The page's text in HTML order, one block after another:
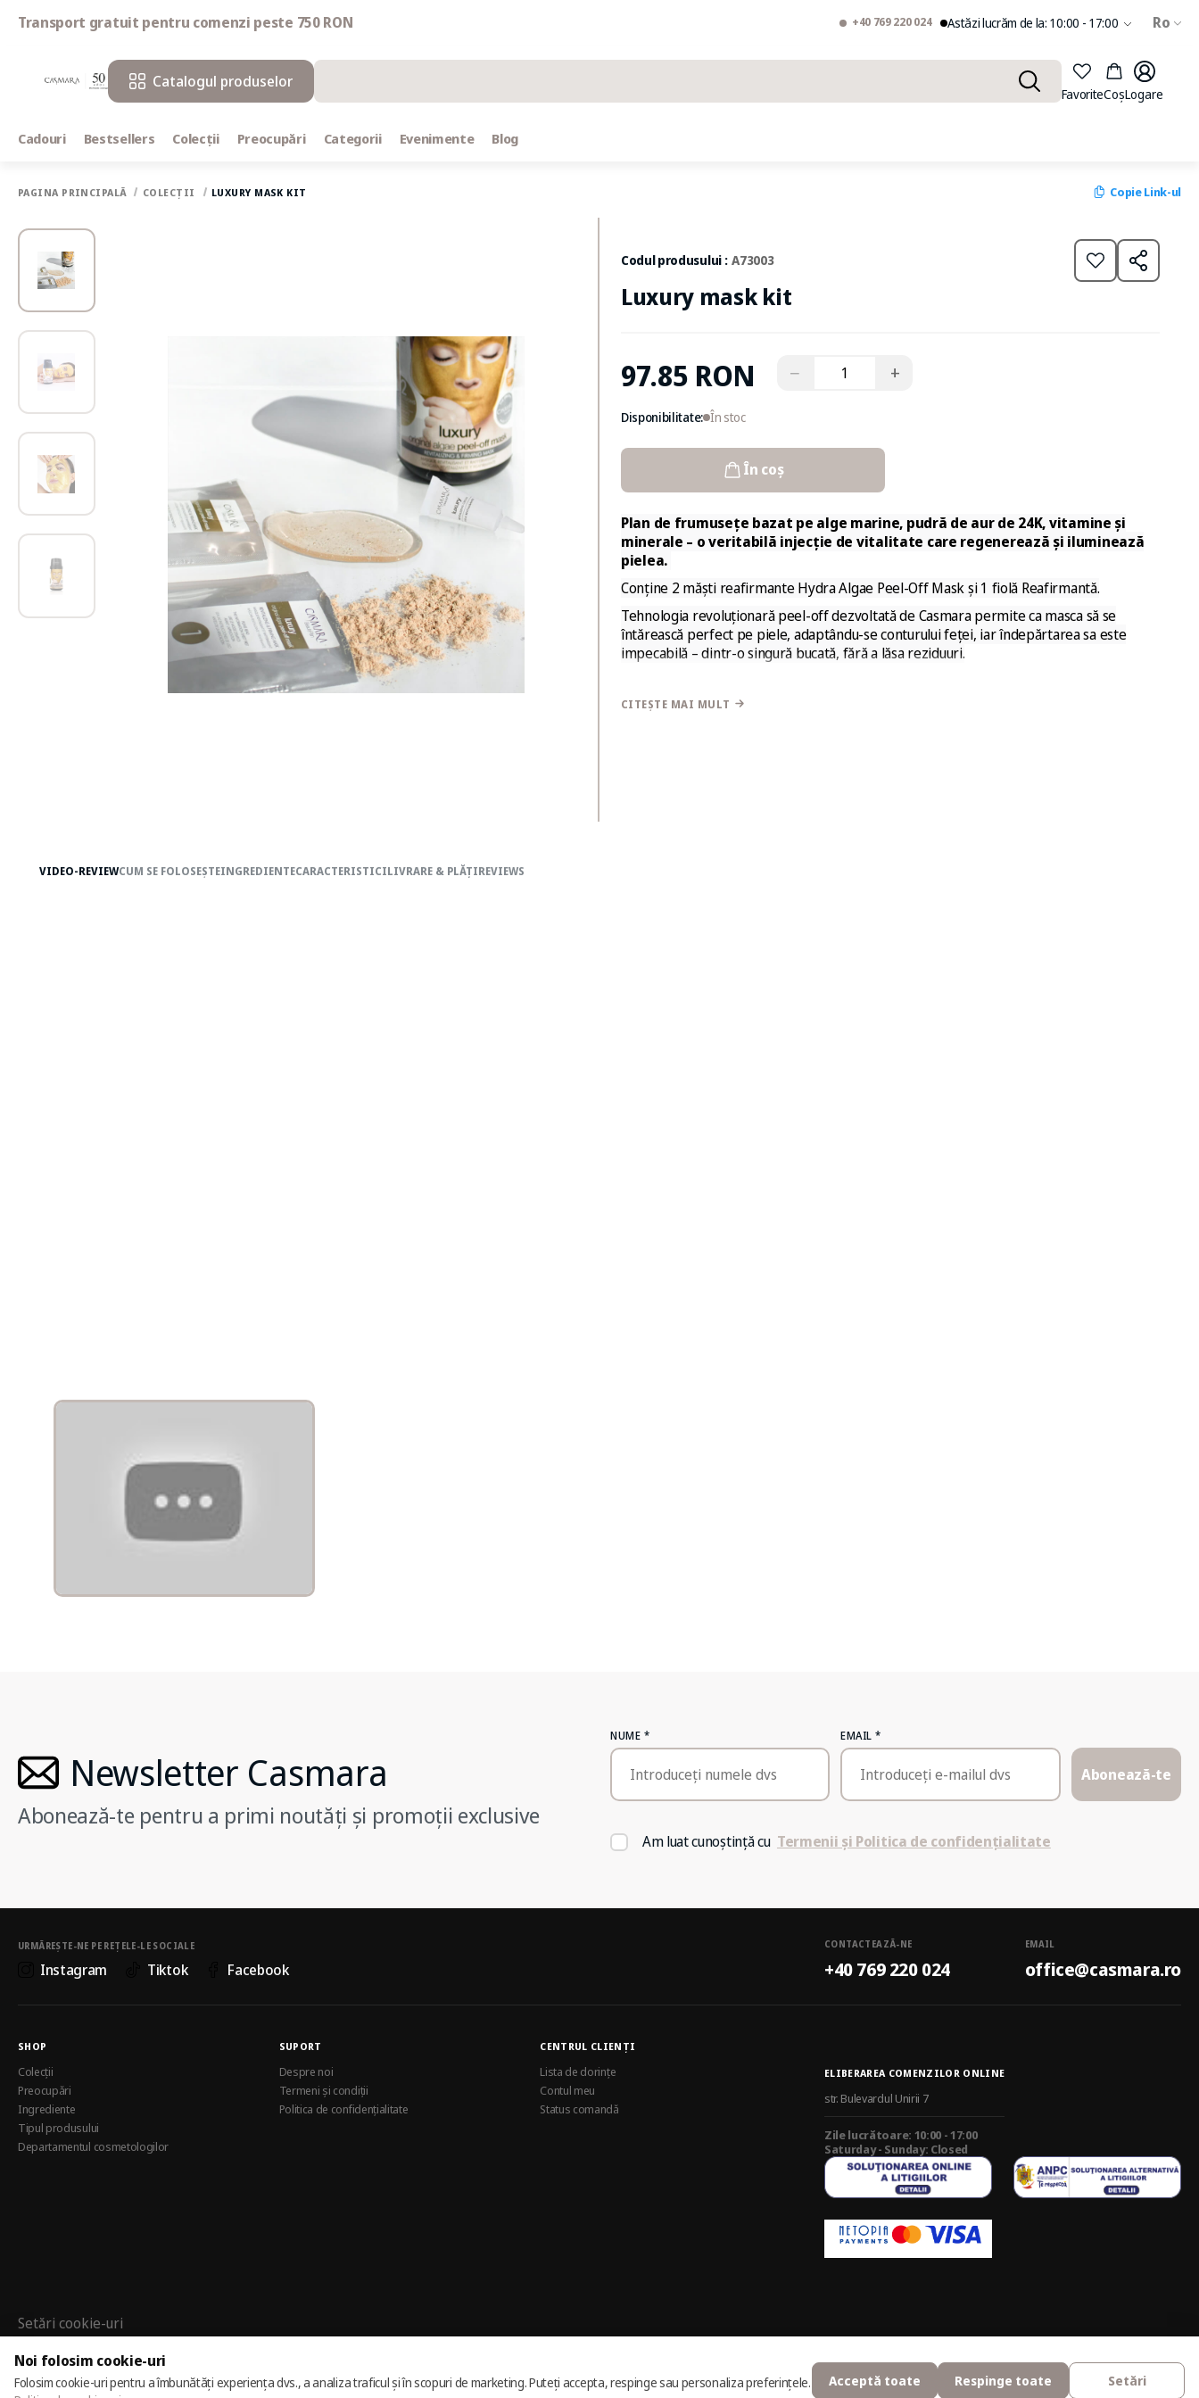
Transport gratuit pentru comenzi peste 750 RON +40 769 220 024 Astăzi lucrăm de la: 10:00 - 17:00 Ro
Catalogul produselor
Toate rezultatele căutării [0 de produse]
FavoriteCoșLogare
Cadouri Bestsellers Colecții Preocupări Categorii Evenimente Blog
PAGINA PRINCIPALĂ COLECȚII LUXURY MASK KIT Copie Link-ul
Codul produsului : A73003
Luxury mask kit
97.85 RON − +
Disponibilitate: În stoc
În coș
Plan de frumusețe bazat pe alge marine, pudră de aur de 24K, vitamine și
minerale – o veritabilă injecție de vitalitate care regenerează și iluminează
pielea.
Conține 2 măști reafirmante Hydra Algae Peel-Off Maskși1 fiolă Reafirmantă.
Tehnologia revoluționară peel-off dezvoltată de Casmara permite ca masca să se
întărească perfect pe piele, adaptându-se conturului feței, iar îndepărtarea sa este
impecabilă – dintr-o singură bucată, fără a lăsa reziduuri.
multifuncționale și alge marine, masca oferă efect de răcire
un moment autentic de răsfăț și regenerare profundă.
CITEȘTE MAI MULT
VIDEO-REVIEWCUM SE FOLOSEȘTEINGREDIENTECARACTERISTICILIVRARE & PLĂȚIREVIEWS
Newsletter Casmara
Abonează-te pentru a primi noutăți și promoții exclusive
NUME * EMAIL*
Abonează-te
Am luat cunoștință cu Termenii și Politica de confidențialitate
URMĂREȘTE-NE PE REȚELE-LE SOCIALE
Instagram Tiktok Facebook
CONTACTEAZĂ-NE
+40 769 220 024
EMAIL
office@casmara.ro
SHOP
Colecții
Preocupări
Ingrediente
Tipul produsului
Departamentul cosmetologilor
SUPORT
Despre noi
Termeni și condiții
Politica de confidențialitate
CENTRUL CLIENȚI
Lista de dorințe
Contul meu
Status comandă
ELIBERAREA COMENZILOR ONLINE
str. Bulevardul Unirii 7
Zile lucrătoare: 10:00 - 17:00
Saturday - Sunday: Closed
Setări cookie-uri
© 2025 – 2026 Casmara România
Noi folosim cookie-uri
Folosim cookie-uri pentru a îmbunătăți experiența dvs., a analiza traficul și în scopuri de marketing. Puteți accepta, respinge sau personaliza preferințele.
Acceptă toate Respinge toate Setări